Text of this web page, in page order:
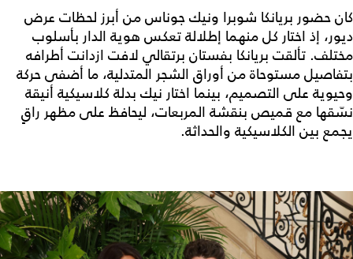
كان حضور بريانكا شوبرا ونيك جوناس من أبرز لحظات عرض
ديور، إذ اختار كل منهما إطلالة تعكس هوية الدار بأسلوب
مختلف. تألقت بريانكا بفستان برتقالي لافت ازدانت أطرافه
بتفاصيل مستوحاة من أوراق الشجر المتدلية، ما أضفى حركة
وحيوية على التصميم، بينما اختار نيك بدلة كلاسيكية أنيقة
نسّقها مع قميص بنقشة المربعات، ليحافظ على مظهر راقٍ
يجمع بين الكلاسيكية والحداثة.